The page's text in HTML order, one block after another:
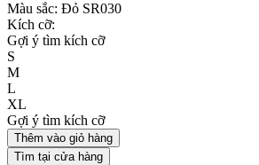
Màu sắc: Đỏ SR030
Kích cỡ:
Gợi ý tìm kích cỡ
S
M
L
XL
Gợi ý tìm kích cỡ
Thêm vào giỏ hàng
Tìm tại cửa hàng